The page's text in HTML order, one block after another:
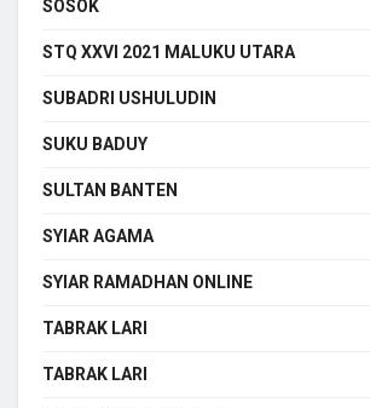
SOSOK
STQ XXVI 2021 MALUKU UTARA
SUBADRI USHULUDIN
SUKU BADUY
SULTAN BANTEN
SYIAR AGAMA
SYIAR RAMADHAN ONLINE
TABRAK LARI
TABRAK LARI